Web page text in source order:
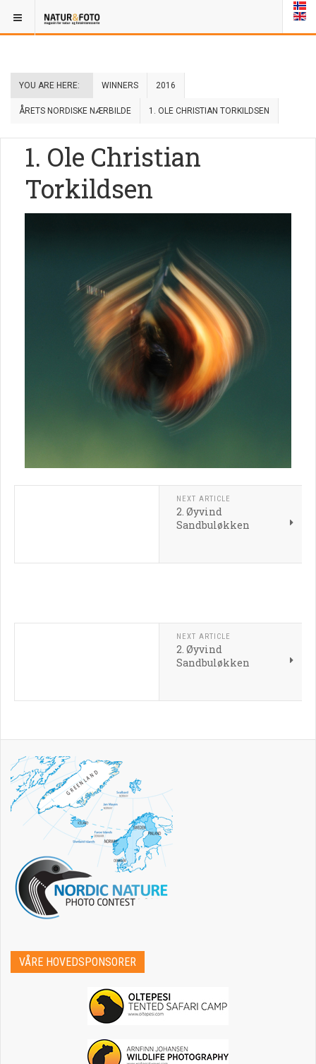
YOU ARE HERE: WINNERS 2016
ÅRETS NORDISKE NÆRBILDE 1. OLE CHRISTIAN TORKILDSEN
1. Ole Christian
Torkildsen
NEXT ARTICLE
2. Øyvind
Sandbuløkken
NEXT ARTICLE
2. Øyvind
Sandbuløkken
VÅRE HOVEDSPONSORER